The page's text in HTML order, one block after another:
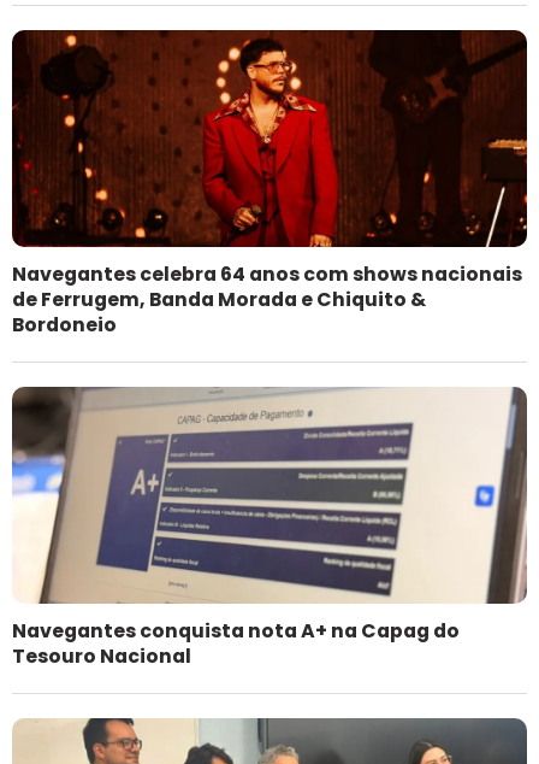
Navegantes celebra 64 anos com shows nacionais
de Ferrugem, Banda Morada e Chiquito &
Bordoneio
Navegantes conquista nota A+ na Capag do
Tesouro Nacional